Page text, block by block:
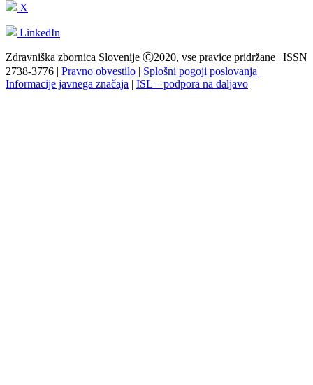
X
LinkedIn
Zdravniška zbornica Slovenije Ⓒ2020, vse pravice pridržane | ISSN
2738-3776 | Pravno obvestilo | Splošni pogoji poslovanja |
Informacije javnega značaja | ISL – podpora na daljavo